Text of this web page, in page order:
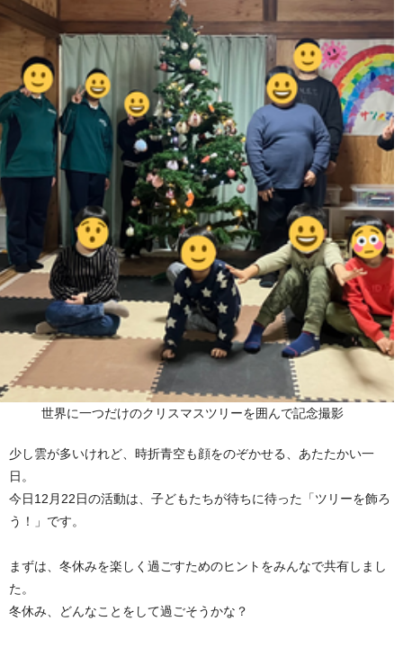
世界に一つだけのクリスマスツリーを囲んで記念撮影
少し雲が多いけれど、時折青空も顔をのぞかせる、あたたかい一
日。
今日12月22日の活動は、子どもたちが待ちに待った「ツリーを飾ろ
う！」です。
まずは、冬休みを楽しく過ごすためのヒントをみんなで共有しまし
た。
冬休み、どんなことをして過ごそうかな？